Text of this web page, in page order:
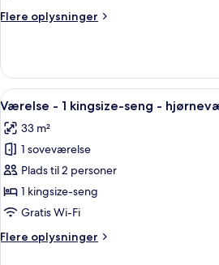
seng
Flere oplysninger
Flere
-
kingsize-
Indlæs
alle
billeder
af
Værelse
-
1
seng
Et
4
Værelse - 1 kingsize-seng -
33 m²
1 soveværelse
Plads til 2 personer
1 kingsize-seng
Gratis Wi-Fi
Flere oplysninger
Flere